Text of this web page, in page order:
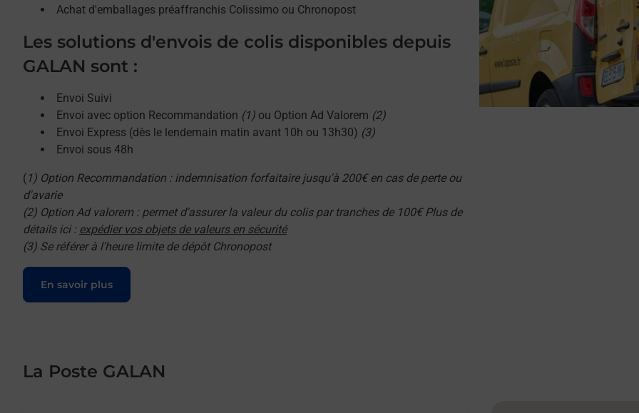
Achat d'emballages préaffranchis Colissimo ou Chronopost
Les solutions d'envois de colis disponibles depuis
GALAN sont :
Envoi Suivi
Envoi avec option Recommandation (1) ou Option Ad Valorem (2)
Envoi Express (dès le lendemain matin avant 10h ou 13h30) (3)
Envoi sous 48h
( 1) Option Recommandation : indemnisation forfaitaire jusqu'à 200€ en cas de perte ou
d'avarie
(2) Option Ad valorem : permet d'assurer la valeur du colis par tranches de 100€ Plus de
détails ici : expédier vos objets de valeurs en sécurité
(3) Se référer à l'heure limite de dépôt Chronopost
En savoir plus
Le lien s'ouvre dans un nouvel onglet
La Poste GALAN